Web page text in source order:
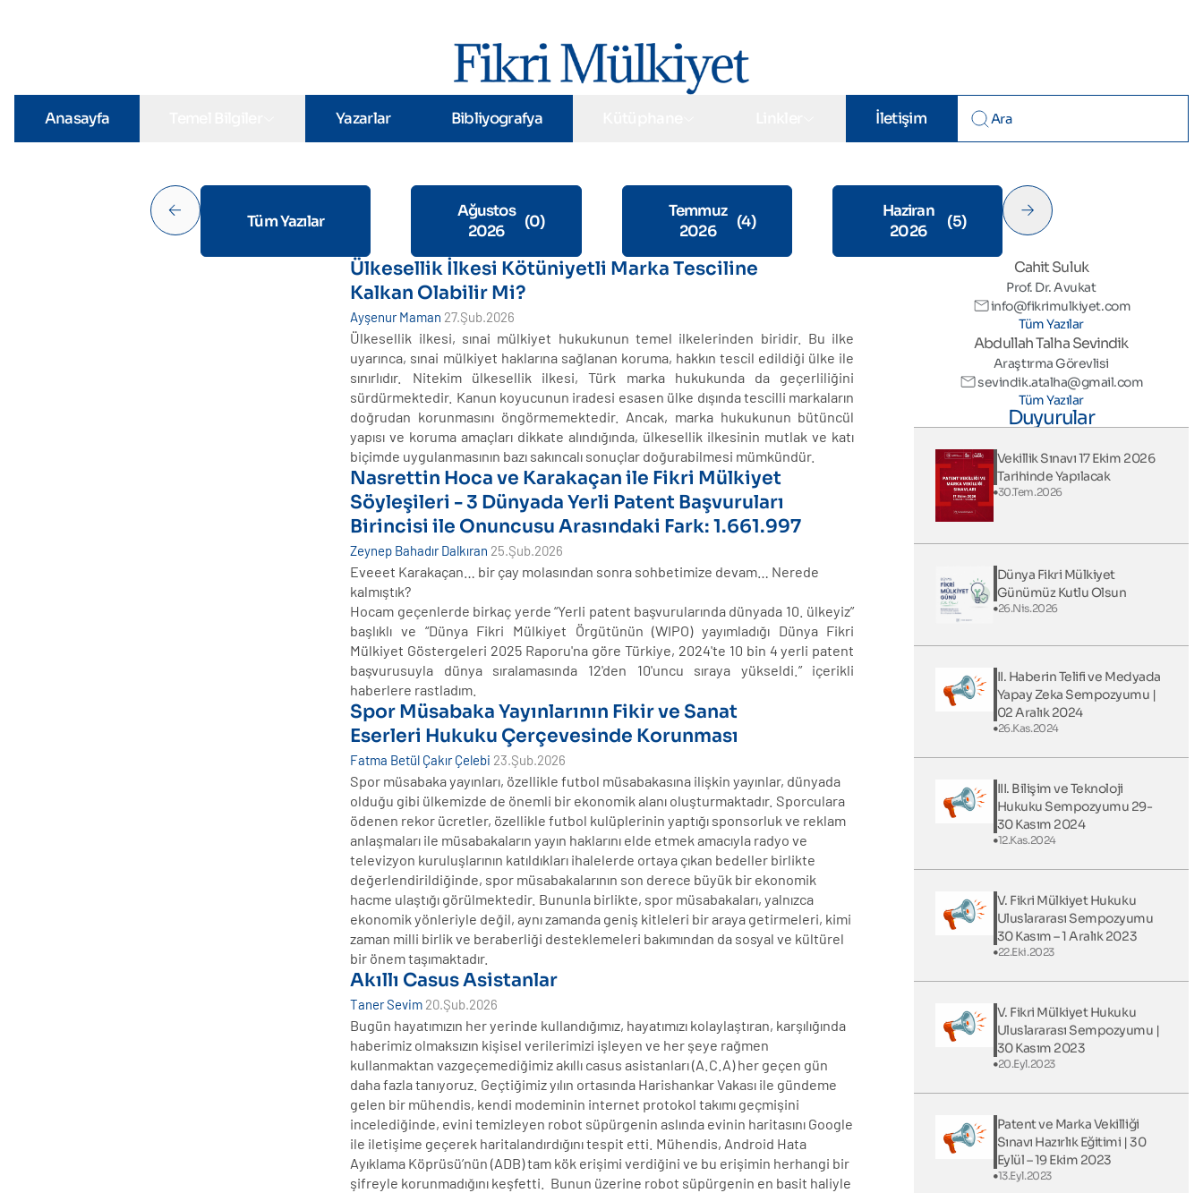
Anasayfa Yazarlar Bibliyografya İletişim
Tüm Yazılar
Ağustos
2026
(0)
Temmuz
2026
(4)
Haziran
2026
(5)
Ülkesellik İlkesi Kötüniyetli Marka Tesciline
Kalkan Olabilir Mi?
Ayşenur Maman 27.Şub.2026
Ülkesellik ilkesi, sınai mülkiyet hukukunun temel ilkelerinden biridir. Bu ilke
uyarınca, sınai mülkiyet haklarına sağlanan koruma, hakkın tescil edildiği ülke ile
sınırlıdır. Nitekim ülkesellik ilkesi, Türk marka hukukunda da geçerliliğini
sürdürmektedir. Kanun koyucunun iradesi esasen ülke dışında tescilli markaların
doğrudan korunmasını öngörmemektedir. Ancak, marka hukukunun bütüncül
yapısı ve koruma amaçları dikkate alındığında, ülkesellik ilkesinin mutlak ve katı
biçimde uygulanmasının bazı sakıncalı sonuçlar doğurabilmesi mümkündür.
Nasrettin Hoca ve Karakaçan ile Fikri Mülkiyet
Söyleşileri - 3 Dünyada Yerli Patent Başvuruları
Birincisi ile Onuncusu Arasındaki Fark: 1.661.997
Zeynep Bahadır Dalkıran 25.Şub.2026
Eveeet Karakaçan… bir çay molasından sonra sohbetimize devam… Nerede
kalmıştık?
Hocam geçenlerde birkaç yerde “Yerli patent başvurularında dünyada 10. ülkeyiz”
başlıklı ve “Dünya Fikri Mülkiyet Örgütünün (WIPO) yayımladığı Dünya Fikri
Mülkiyet Göstergeleri 2025 Raporu'na göre Türkiye, 2024'te 10 bin 4 yerli patent
başvurusuyla dünya sıralamasında 12'den 10'uncu sıraya yükseldi.” içerikli
haberlere rastladım.
Spor Müsabaka Yayınlarının Fikir ve Sanat
Eserleri Hukuku Çerçevesinde Korunması
Fatma Betül Çakır Çelebi 23.Şub.2026
Spor müsabaka yayınları, özellikle futbol müsabakasına ilişkin yayınlar, dünyada
olduğu gibi ülkemizde de önemli bir ekonomik alanı oluşturmaktadır. Sporculara
ödenen rekor ücretler, özellikle futbol kulüplerinin yaptığı sponsorluk ve reklam
anlaşmaları ile müsabakaların yayın haklarını elde etmek amacıyla radyo ve
televizyon kuruluşlarının katıldıkları ihalelerde ortaya çıkan bedeller birlikte
değerlendirildiğinde, spor müsabakalarının son derece büyük bir ekonomik
hacme ulaştığı görülmektedir. Bununla birlikte, spor müsabakaları, yalnızca
ekonomik yönleriyle değil, aynı zamanda geniş kitleleri bir araya getirmeleri, kimi
zaman milli birlik ve beraberliği desteklemeleri bakımından da sosyal ve kültürel
bir önem taşımaktadır.
Akıllı Casus Asistanlar
Taner Sevim 20.Şub.2026
Bugün hayatımızın her yerinde kullandığımız, hayatımızı kolaylaştıran, karşılığında
haberimiz olmaksızın kişisel verilerimizi işleyen ve her şeye rağmen
kullanmaktan vazgeçemediğimiz akıllı casus asistanları (A.C.A) her geçen gün
daha fazla tanıyoruz. Geçtiğimiz yılın ortasında Harishankar Vakası ile gündeme
gelen bir mühendis, kendi modeminin internet protokol takımı geçmişini
incelediğinde, evini temizleyen robot süpürgenin aslında evinin haritasını Google
ile iletişime geçerek haritalandırdığını tespit etti. Mühendis, Android Hata
Ayıklama Köprüsü’nün (ADB) tam kök erişimi verdiğini ve bu erişimin herhangi bir
şifreyle korunmadığını keşfetti. Bunun üzerine robot süpürgenin en basit haliyle
Cahit Suluk
Prof. Dr. Avukat
info@fikrimulkiyet.com
Tüm Yazılar
Abdullah Talha Sevindik
Araştırma Görevlisi
sevindik.atalha@gmail.com
Tüm Yazılar
Duyurular
Vekillik Sınavı 17 Ekim 2026
Tarihinde Yapılacak
30.Tem.2026
Dünya Fikri Mülkiyet
Günümüz Kutlu Olsun
26.Nis.2026
II. Haberin Telifi ve Medyada
Yapay Zeka Sempozyumu |
02 Aralık 2024
26.Kas.2024
III. Bilişim ve Teknoloji
Hukuku Sempozyumu 29-
30 Kasım 2024
12.Kas.2024
V. Fikri Mülkiyet Hukuku
Uluslararası Sempozyumu
30 Kasım – 1 Aralık 2023
22.Eki.2023
V. Fikri Mülkiyet Hukuku
Uluslararası Sempozyumu |
30 Kasım 2023
20.Eyl.2023
Patent ve Marka Vekilliği
Sınavı Hazırlık Eğitimi | 30
Eylül – 19 Ekim 2023
13.Eyl.2023